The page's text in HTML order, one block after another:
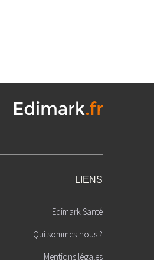
LIENS
Edimark Santé
Qui sommes-nous ?
Mentions légales